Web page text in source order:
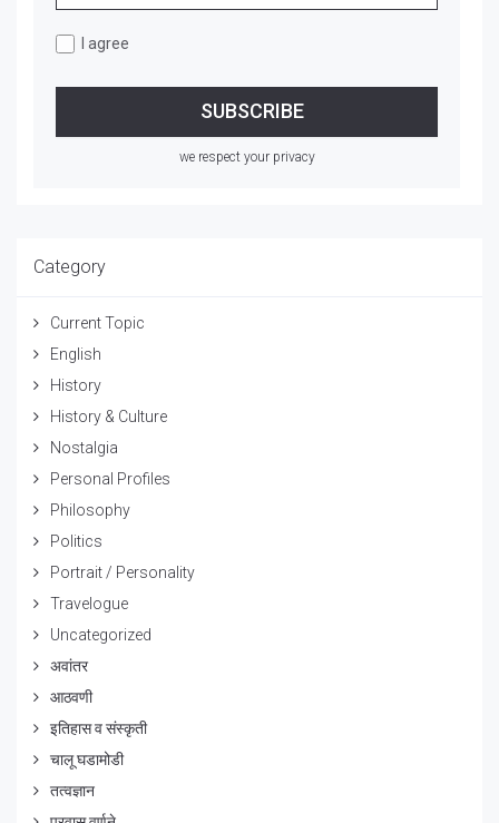
I agree
we respect your privacy
Category
Current Topic
English
History
History & Culture
Nostalgia
Personal Profiles
Philosophy
Politics
Portrait / Personality
Travelogue
Uncategorized
अवांतर
आठवणी
इतिहास व संस्कृती
चालू घडामोडी
तत्वज्ञान